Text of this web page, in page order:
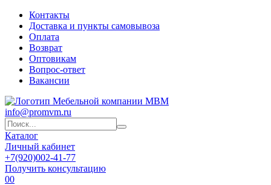
Контакты
Доставка и пункты самовывоза
Оплата
Возврат
Оптовикам
Вопрос-ответ
Вакансии
info@promvm.ru
Каталог
Личный кабинет
+7(920)002-41-77
Получить консультацию
00